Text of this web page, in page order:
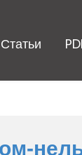
Статьи